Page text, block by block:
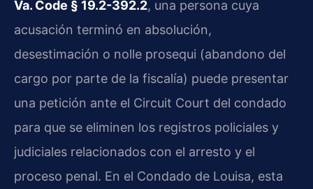
Va. Code § 19.2-392.2, una persona cuya
acusación terminó en absolución,
desestimación o nolle prosequi (abandono del
cargo por parte de la fiscalía) puede presentar
una petición ante el Circuit Court del condado
para que se eliminen los registros policiales y
judiciales relacionados con el arresto y el
proceso penal. En el Condado de Louisa, esta